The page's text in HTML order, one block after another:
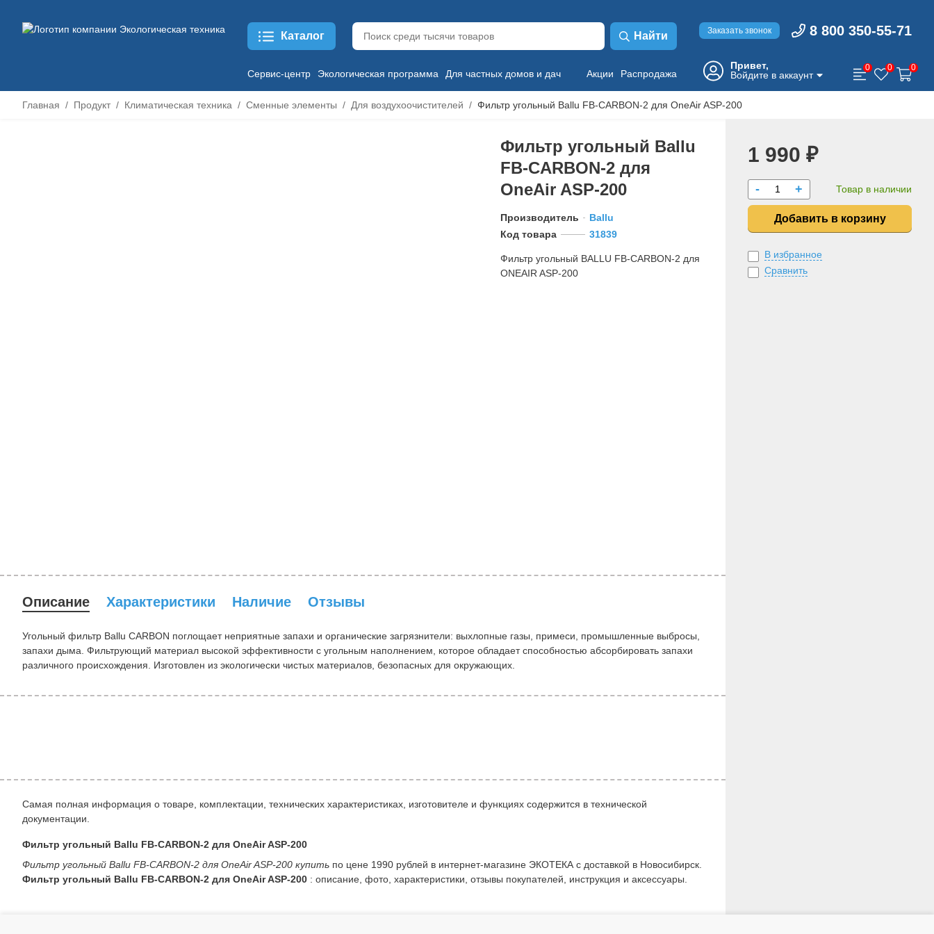
Каталог Найти
Сервис-центр Экологическая программа Для частных домов и дач Акции Распродажа
Заказать звонок 8 800 350-55-71
Привет,
Войдите в аккаунт
0 0 0
Главная Продукт Климатическая техника Сменные элементы Для воздухоочистителей Фильтр угольный Ballu FB-CARBON-2 для OneAir ASP-200
Фильтр угольный Ballu
FB-CARBON-2 для
OneAir ASP-200
Производитель
Ballu
Код товара
31839
Фильтр угольный BALLU FB-CARBON-2 для
ONEAIR ASP-200
Описание Характеристики Наличие Отзывы
Угольный фильтр Ballu CARBON поглощает неприятные запахи и органические загрязнители: выхлопные газы, примеси, промышленные выбросы,
запахи дыма. Фильтрующий материал высокой эффективности с угольным наполнением, которое обладает способностью абсорбировать запахи
различного происхождения. Изготовлен из экологически чистых материалов, безопасных для окружающих.
Самая полная информация о товаре, комплектации, технических характеристиках, изготовителе и функциях содержится в технической
документации.
Фильтр угольный Ballu FB-CARBON-2 для OneAir ASP-200
Фильтр угольный Ballu FB-CARBON-2 для OneAir ASP-200 купить по цене 1990 рублей в интернет-магазине ЭКОТЕКА с доставкой в Новосибирск.
Фильтр угольный Ballu FB-CARBON-2 для OneAir ASP-200 : описание, фото, характеристики, отзывы покупателей, инструкция и аксессуары.
1 990 ₽
- + Товар в наличии
Добавить в корзину
В избранное
Сравнить